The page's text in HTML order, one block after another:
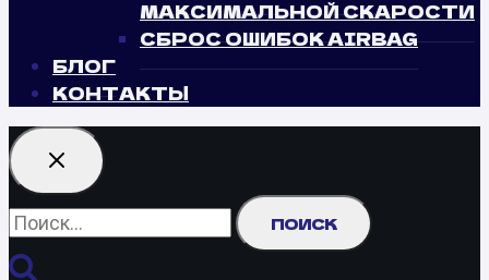
МАКСИМАЛЬНОЙ СКАРОСТИ
СБРОС ОШИБОК AIRBAG
БЛОГ
КОНТАКТЫ
Найти: